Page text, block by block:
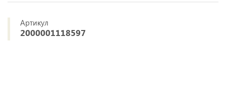
Артикул
2000001118597